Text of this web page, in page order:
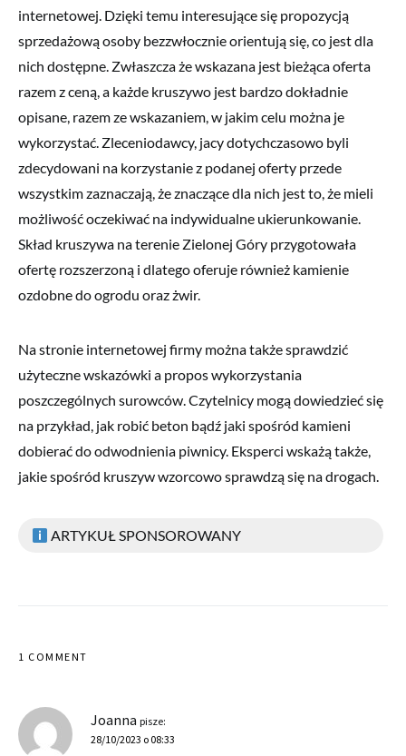
internetowej. Dzięki temu interesujące się propozycją
sprzedażową osoby bezzwłocznie orientują się, co jest dla
nich dostępne. Zwłaszcza że wskazana jest bieżąca oferta
razem z ceną, a każde kruszywo jest bardzo dokładnie
opisane, razem ze wskazaniem, w jakim celu można je
wykorzystać. Zleceniodawcy, jacy dotychczasowo byli
zdecydowani na korzystanie z podanej oferty przede
wszystkim zaznaczają, że znaczące dla nich jest to, że mieli
możliwość oczekiwać na indywidualne ukierunkowanie.
Skład kruszywa na terenie Zielonej Góry przygotowała
ofertę rozszerzoną i dlatego oferuje również kamienie
ozdobne do ogrodu oraz żwir.
Na stronie internetowej firmy można także sprawdzić
użyteczne wskazówki a propos wykorzystania
poszczególnych surowców. Czytelnicy mogą dowiedzieć się
na przykład, jak robić beton bądź jaki spośród kamieni
dobierać do odwodnienia piwnicy. Eksperci wskażą także,
jakie spośród kruszyw wzorcowo sprawdzą się na drogach.
ARTYKUŁ SPONSOROWANY
1 COMMENT
Joanna pisze:
28/10/2023 o 08:33